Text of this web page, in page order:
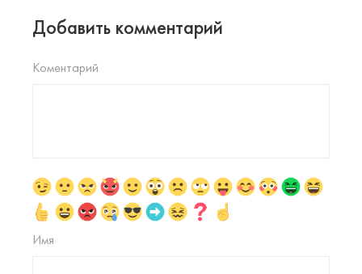
Добавить комментарий
Коментарий
Имя